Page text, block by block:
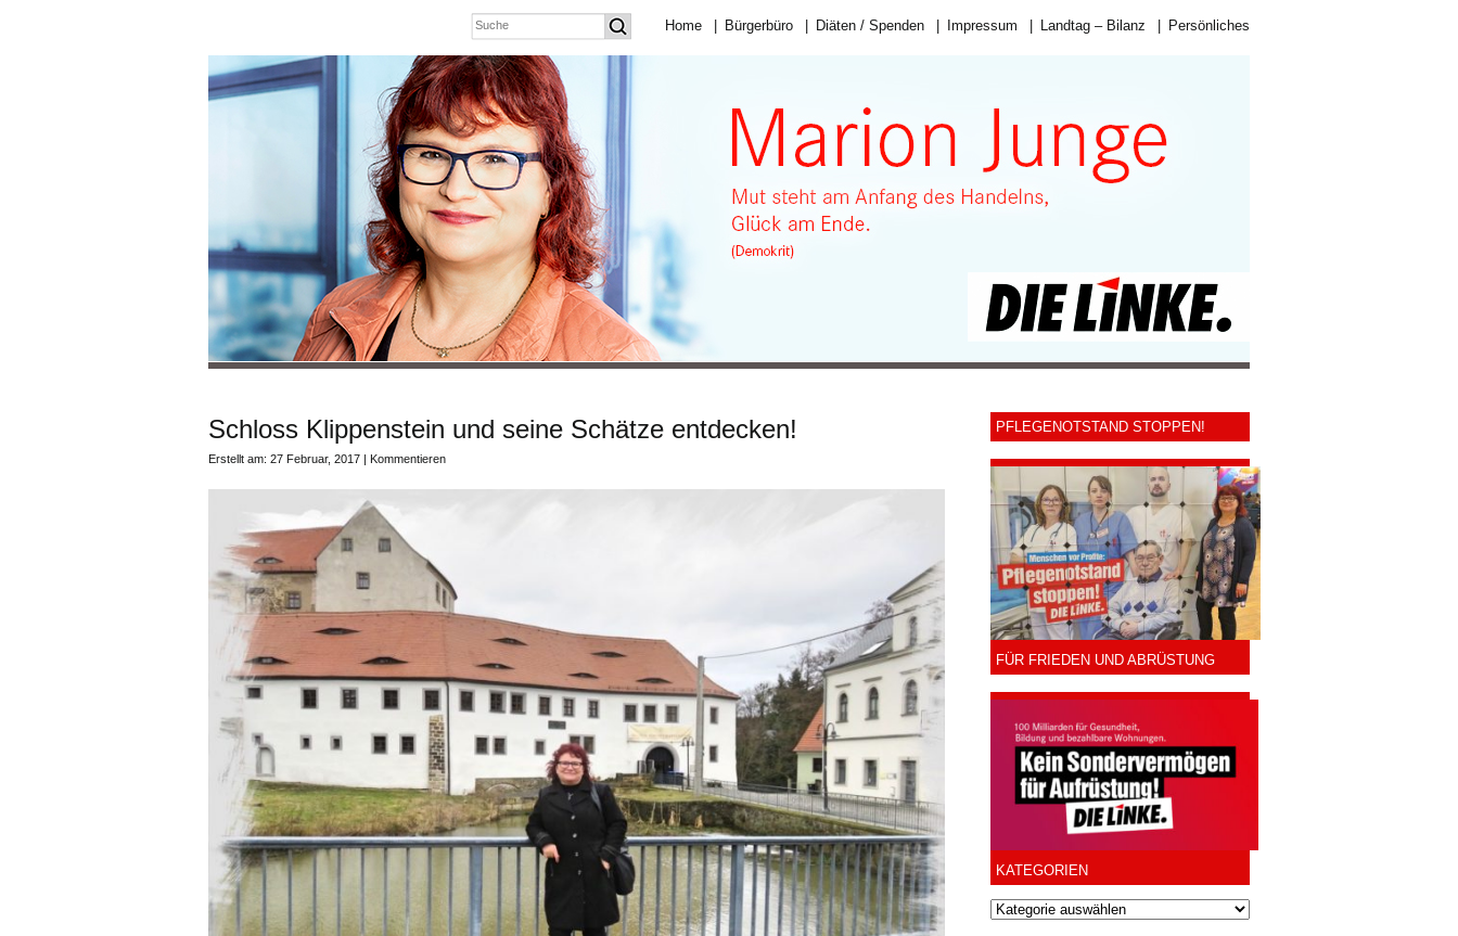
Home Bürgerbüro Diäten / Spenden Impressum Landtag – Bilanz Persönliches
Schloss Klippenstein und seine Schätze entdecken!
Erstellt am: 27 Februar, 2017 | Kommentieren
PFLEGENOTSTAND STOPPEN!
FÜR FRIEDEN UND ABRÜSTUNG
KATEGORIEN